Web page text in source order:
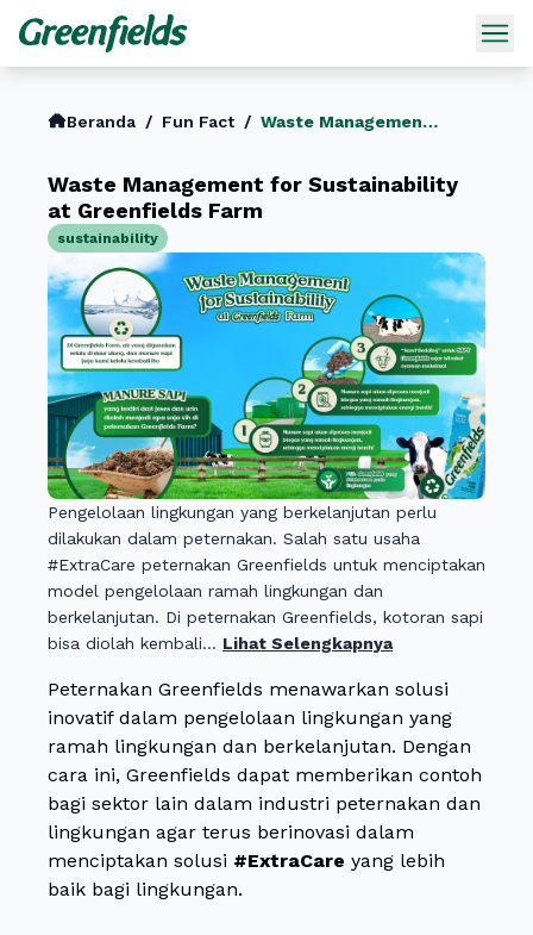
Beranda / Fun Fact / Waste Management For Sustainability At Greenfields Farm
Waste Management for Sustainability
at Greenfields Farm
sustainability
Pengelolaan lingkungan yang berkelanjutan perlu
dilakukan dalam peternakan. Salah satu usaha
#ExtraCare peternakan Greenfields untuk menciptakan
model pengelolaan ramah lingkungan dan
berkelanjutan. Di peternakan Greenfields, kotoran sapi
bisa diolah kembali... Lihat Selengkapnya
Peternakan Greenfields menawarkan solusi
inovatif dalam pengelolaan lingkungan yang
ramah lingkungan dan berkelanjutan. Dengan
cara ini, Greenfields dapat memberikan contoh
bagi sektor lain dalam industri peternakan dan
lingkungan agar terus berinovasi dalam
menciptakan solusi #ExtraCare yang lebih
baik bagi lingkungan.